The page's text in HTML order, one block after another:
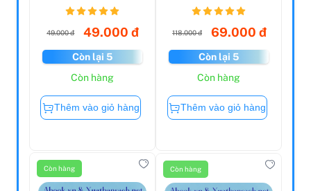
Nhá...
49.000 đ 49.000 đ
Còn lại 5
Còn hàng
Thêm vào giỏ hàng
118.000 đ 69.000 đ
Còn lại 5
Còn hàng
Thêm vào giỏ hàng
Còn hàng Còn hàng